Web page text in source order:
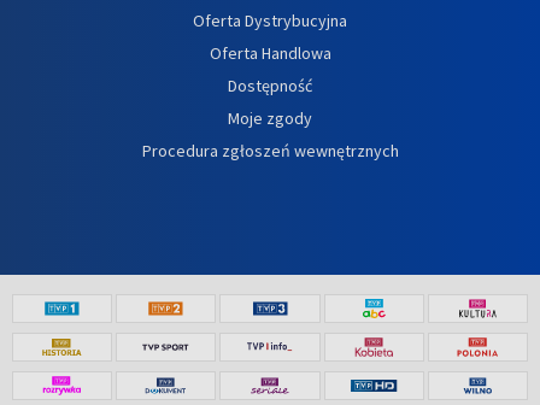
Oferta Dystrybucyjna
Oferta Handlowa
Dostępność
Moje zgody
Procedura zgłoszeń wewnętrznych